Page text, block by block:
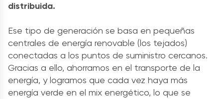
distribuida.
Ese tipo de generación se basa en pequeñas
centrales de energía renovable (los tejados)
conectadas a los puntos de suministro cercanos.
Gracias a ello, ahorramos en el transporte de la
energía, y logramos que cada vez haya más
energía verde en el mix energético, lo que se